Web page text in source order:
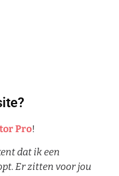
Pro!
dat ik een
Er zitten voor jou